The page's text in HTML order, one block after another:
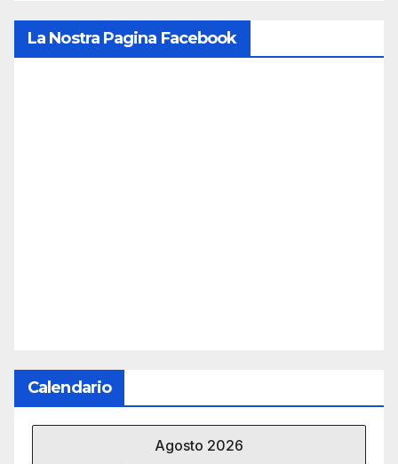
La Nostra Pagina Facebook
Calendario
Agosto 2026